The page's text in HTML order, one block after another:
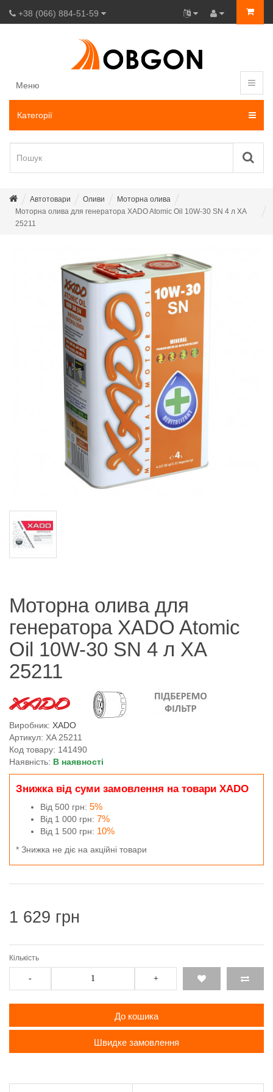
+38 (066) 884-51-59
Меню
Категорії
Автотовари Оливи
Моторна олива
Моторна олива для генератора XADO Atomic Oil 10W-30 SN 4 л ХА
25211
Моторна олива для
генератора XADO Atomic
Oil 10W-30 SN 4 л ХА
25211
Виробник: XADO
Артикул: XA 25211
Код товару: 141490
Наявність: В наявності
Знижка від суми замовлення на товари XADO
Від 500 грн: 5%
Від 1 000 грн: 7%
Від 1 500 грн: 10%
* Знижка не діє на акційні товари
1 629 грн
Кількість
- +
До кошика
Швидке замовлення